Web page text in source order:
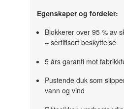
Egenskaper og fordeler:
Blokkerer over 95 % av
– sertifisert beskyttelse
5 års garanti mot
Pustende duk som
vann og vind